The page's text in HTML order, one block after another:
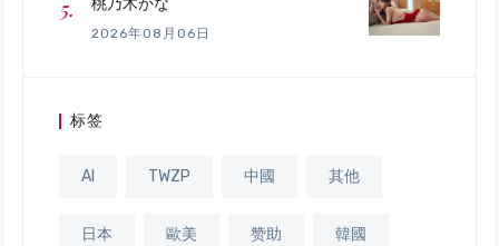
桃乃木かな
2026年08月06日
标签
AI TWZP 中國 其他
日本 歐美 赞助 韓國